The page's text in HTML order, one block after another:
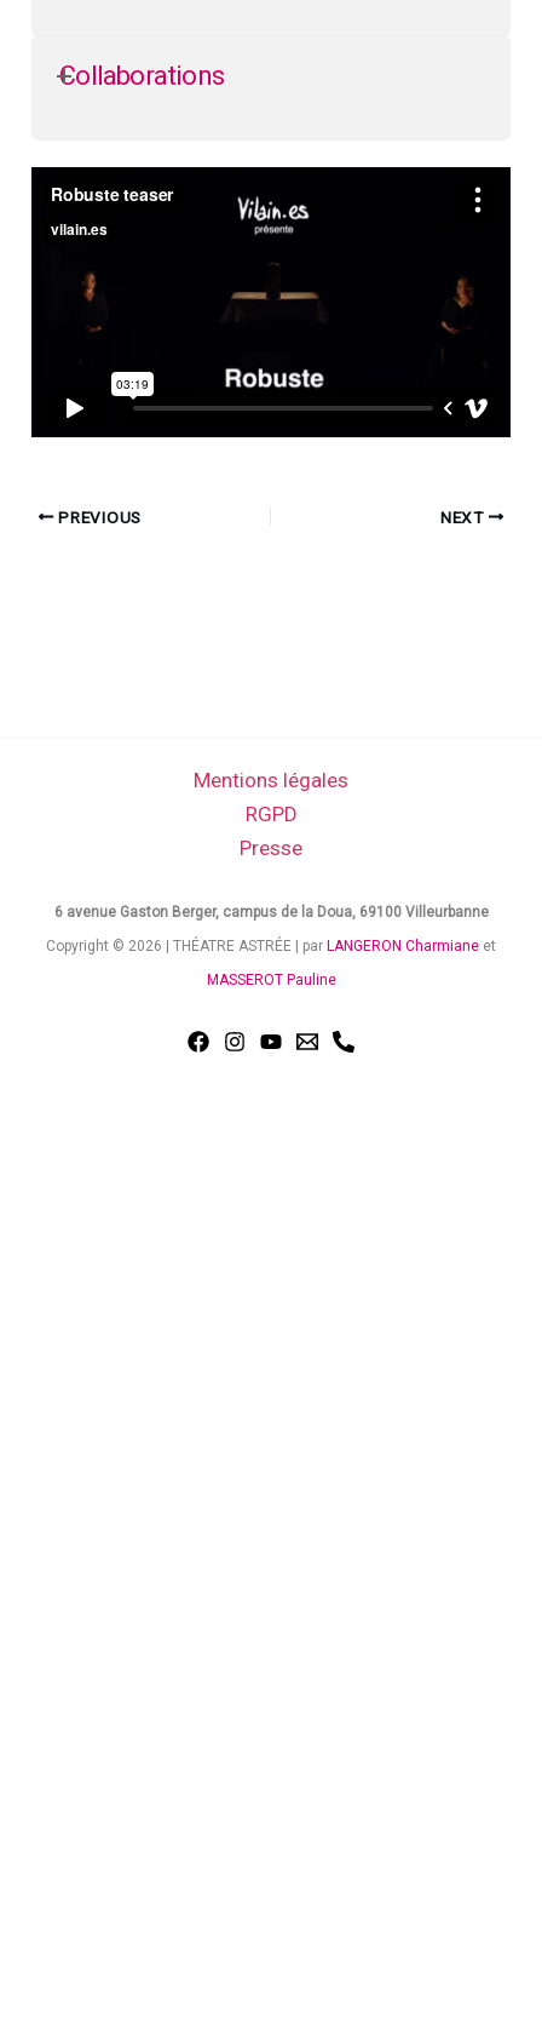
Collaborations
PREVIOUS NEXT
Mentions légales
RGPD
Presse
6 avenue Gaston Berger, campus de la Doua, 69100 Villeurbanne
Copyright © 2026 | THÉATRE ASTRÉE | par LANGERON Charmiane et
MASSEROT Pauline